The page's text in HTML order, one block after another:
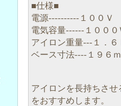
■仕様■
電源----------１００Ｖ
電気容量------１０００
アイロン重量---１．６
ベース寸法----１９６
アイロンを長持ちさ
をおすすめします。